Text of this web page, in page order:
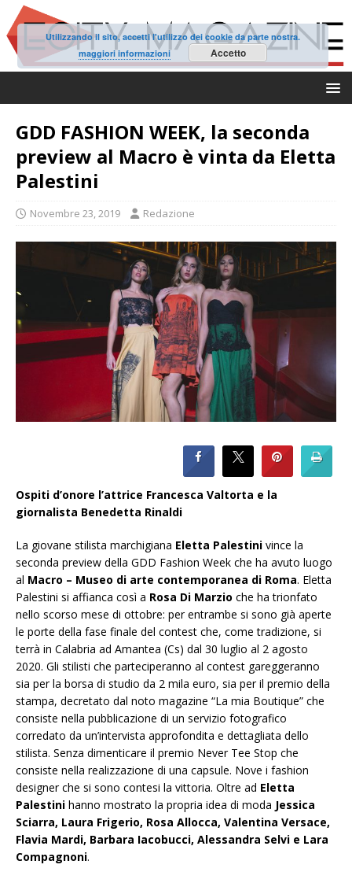
GDD FASHION WEEK, la seconda
preview al Macro è vinta da Eletta
Palestini
Novembre 23, 2019 Redazione
Ospiti d’onore l’attrice Francesca Valtorta e la
giornalista Benedetta Rinaldi
La giovane stilista marchigiana Eletta Palestini vince la
seconda preview della GDD Fashion Week che ha avuto luogo
al Macro – Museo di arte contemporanea di Roma. Eletta
Palestini si affianca così a Rosa Di Marzio che ha trionfato
nello scorso mese di ottobre: per entrambe si sono già aperte
le porte della fase finale del contest che, come tradizione, si
terrà in Calabria ad Amantea (Cs) dal 30 luglio al 2 agosto
2020. Gli stilisti che parteciperanno al contest gareggeranno
sia per la borsa di studio da 2 mila euro, sia per il premio della
stampa, decretato dal noto magazine “La mia Boutique” che
consiste nella pubblicazione di un servizio fotografico
corredato da un’intervista approfondita e dettagliata dello
stilista. Senza dimenticare il premio Never Tee Stop che
consiste nella realizzazione di una capsule. Nove i fashion
designer che si sono contesi la vittoria. Oltre ad Eletta
Palestini hanno mostrato la propria idea di moda Jessica
Sciarra, Laura Frigerio, Rosa Allocca, Valentina Versace,
Flavia Mardi, Barbara Iacobucci, Alessandra Selvi e Lara
Compagnoni.
Utilizzando il sito, accetti l'utilizzo dei cookie da parte nostra.
maggiori informazioni
Accetto